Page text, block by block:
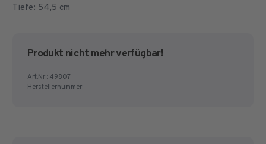
Tiefe: 54,5 cm
Produkt nicht mehr verfügbar!
Art.Nr.:49807
Herstellernummer: